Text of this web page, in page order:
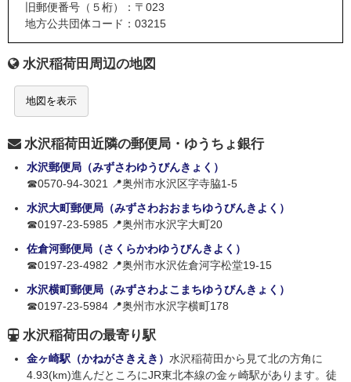
旧郵便番号（５桁）：〒023
地方公共団体コード：03215
水沢稲荷田周辺の地図
地図を表示
水沢稲荷田近隣の郵便局・ゆうちょ銀行
水沢郵便局（みずさわゆうびんきょく）
☎0570-94-3021 📍奥州市水沢区字寺脇1-5
水沢大町郵便局（みずさわおおまちゆうびんきよく）
☎0197-23-5985 📍奥州市水沢字大町20
佐倉河郵便局（さくらかわゆうびんきよく）
☎0197-23-4982 📍奥州市水沢佐倉河字松堂19-15
水沢横町郵便局（みずさわよこまちゆうびんきょく）
☎0197-23-5984 📍奥州市水沢字横町178
水沢稲荷田の最寄り駅
金ヶ崎駅（かねがさきえき） 水沢稲荷田から見て北の方角に
4.93(km)進んだところにJR東北本線の金ヶ崎駅があります。徒